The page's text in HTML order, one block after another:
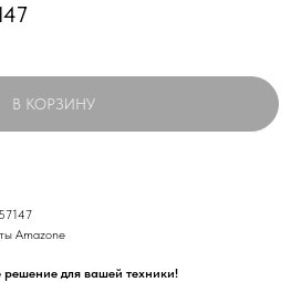
В КОРЗИНУ
Amazone
для вашей техники!